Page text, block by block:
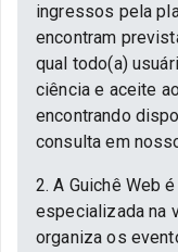
ingressos pela
encontram
qual todo(a)
ciência e aceite
encontrando
consulta em
2. A Guichê Web
especializada na
organiza os